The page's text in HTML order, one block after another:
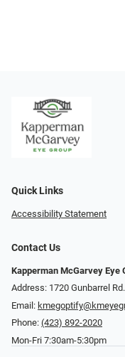
Quick Links
Accessibility Statement
Contact Us
Kapperman McGarvey Eye
Address: 1720 Gunbarrel
Email:
Phone: (423) 892-2020
Mon-Fri 7:30am-5:30pm